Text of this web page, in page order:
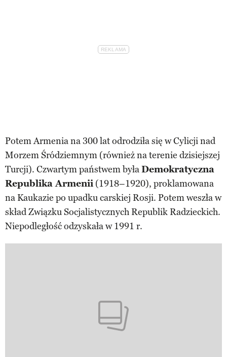
Potem Armenia na 300 lat odrodziła się w Cylicji nad
Morzem Śródziemnym (również na terenie dzisiejszej
Turcji). Czwartym państwem byłaDemokratyczna
Republika Armenii (1918–1920), proklamowana
na Kaukazie po upadku carskiej Rosji. Potem weszła w
skład Związku Socjalistycznych Republik Radzieckich.
Niepodległość odzyskała w 1991 r.